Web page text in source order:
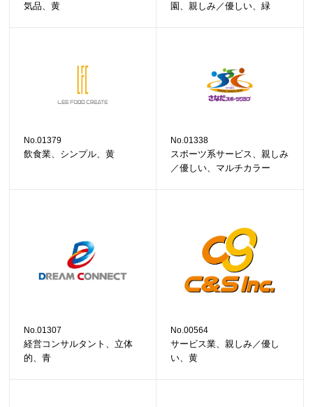
気品、黄
園、親しみ／優しい、緑
No.01379
飲食業、シンプル、黄
No.01338
スポーツ系サービス、親しみ
／優しい、マルチカラー
No.01307
経営コンサルタント、立体
的、青
No.00564
サービス業、親しみ／優し
い、黄